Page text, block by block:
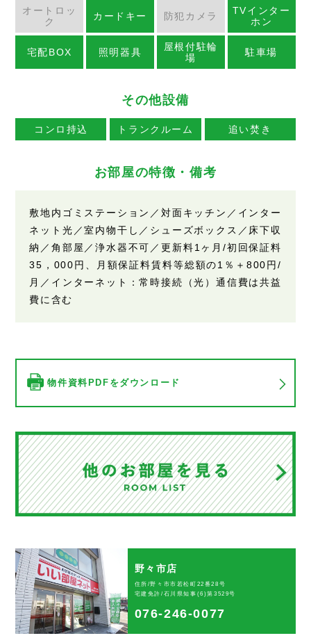
オートロッ
ク
カードキー 防犯カメラ
TVインター
ホン
宅配BOX 照明器具
屋根付駐輪
場
駐車場
その他設備
コンロ持込 トランクルーム 追い焚き
お部屋の特徴・備考
敷地内ゴミステーション／対面キッチン／インター
ネット光／室内物干し／シューズボックス／床下収
納／角部屋／浄水器不可／更新料1ヶ月/初回保証料
35，000円、月額保証料賃料等総額の1％＋800円/
月／インターネット：常時接続（光）通信費は共益
費に含む
物件資料PDFをダウンロード
野々市店
住所/野々市市若松町22番28号
宅建免許/石川県知事(6)第3529号
076-246-0077